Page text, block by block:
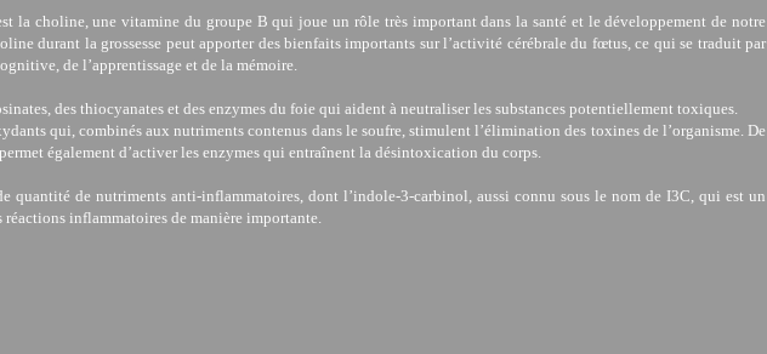
la choline, une vitamine du groupe B qui joue un rôle très important dans la santé et le développement de notre
durant la grossesse peut apporter des bienfaits importants sur l’activité cérébrale du fœtus, ce qui se traduit par
de l’apprentissage et de la mémoire.
des thiocyanates et des enzymes du foie qui aident à neutraliser les substances potentiellement toxiques.
qui, combinés aux nutriments contenus dans le soufre, stimulent l’élimination des toxines de l’organisme. De
également d’activer les enzymes qui entraînent la désintoxication du corps.
quantité de nutriments anti-inflammatoires, dont l’indole-3-carbinol, aussi connu sous le nom de I3C, qui est un
inflammatoires de manière importante.